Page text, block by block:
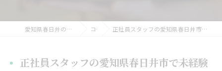
愛知県春日井の焼肉の求人なら焼肉苑 万大 コラム 正社員スタッフの愛知県春日井市で未経験から安定就職を目指す女性向け最新ガイド
正社員スタッフの愛知県春日井市で未経験